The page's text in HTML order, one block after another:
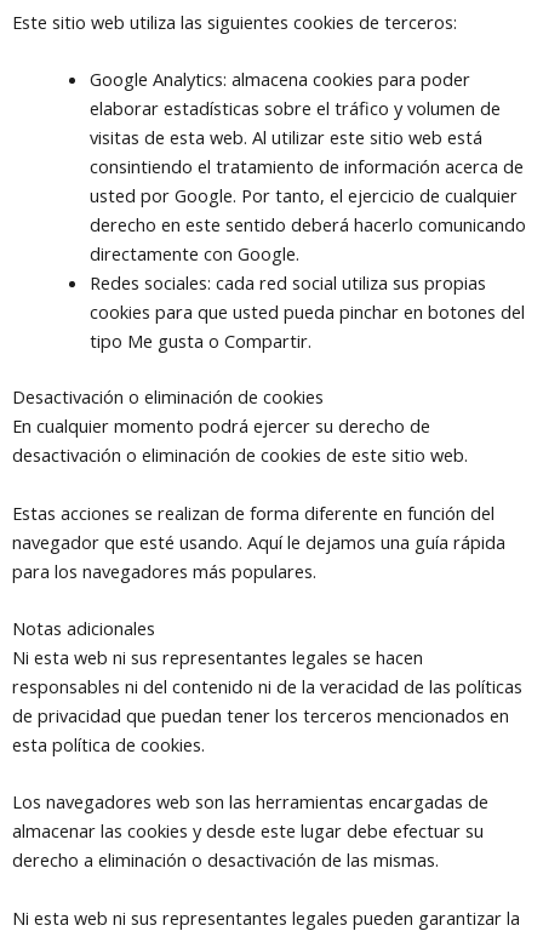
Este sitio web utiliza las siguientes cookies de terceros:
Google Analytics: almacena cookies para poder
elaborar estadísticas sobre el tráfico y volumen de
visitas de esta web. Al utilizar este sitio web está
consintiendo el tratamiento de información acerca de
usted por Google. Por tanto, el ejercicio de cualquier
derecho en este sentido deberá hacerlo comunicando
directamente con Google.
Redes sociales: cada red social utiliza sus propias
cookies para que usted pueda pinchar en botones del
tipo Me gusta o Compartir.
Desactivación o eliminación de cookies
En cualquier momento podrá ejercer su derecho de
desactivación o eliminación de cookies de este sitio web.
Estas acciones se realizan de forma diferente en función del
navegador que esté usando. Aquí le dejamos una guía rápida
para los navegadores más populares.
Notas adicionales
Ni esta web ni sus representantes legales se hacen
responsables ni del contenido ni de la veracidad de las políticas
de privacidad que puedan tener los terceros mencionados en
esta política de cookies.
Los navegadores web son las herramientas encargadas de
almacenar las cookies y desde este lugar debe efectuar su
derecho a eliminación o desactivación de las mismas.
Ni esta web ni sus representantes legales pueden garantizar la